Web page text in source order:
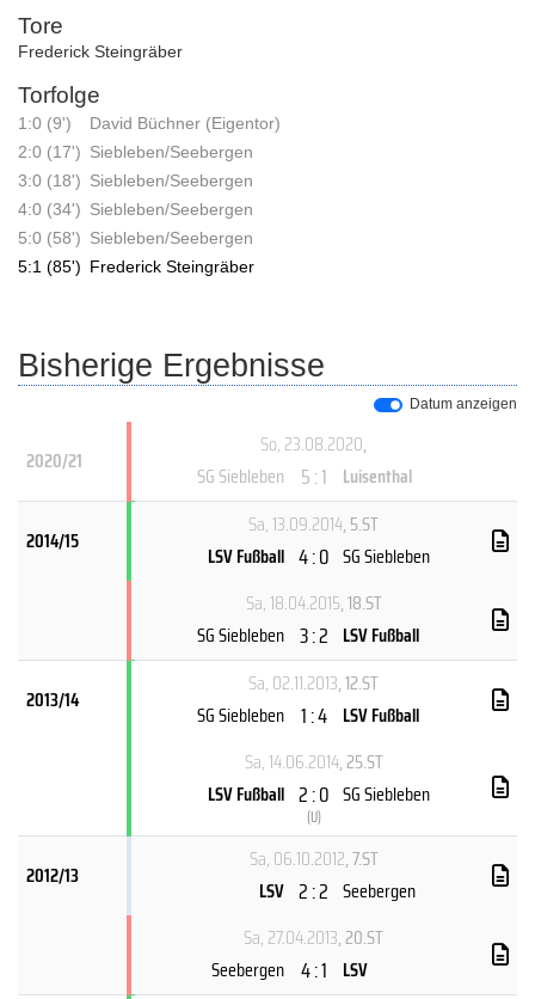
Tore
Frederick Steingräber
Torfolge
1:0 (9')
David Büchner (Eigentor)
2:0 (17') Siebleben/Seebergen
3:0 (18') Siebleben/Seebergen
4:0 (34') Siebleben/Seebergen
5:0 (58') Siebleben/Seebergen
5:1 (85') Frederick Steingräber
Bisherige Ergebnisse
Datum anzeigen
2020/21
So, 23.08.2020,
SG Siebleben
5 : 1 Luisenthal
2014/15
Sa, 13.09.2014, 5.ST
LSV Fußball 4 : 0 SG Siebleben
Sa, 18.04.2015, 18.ST
SG Siebleben 3 : 2 LSV Fußball
2013/14
Sa, 02.11.2013, 12.ST
SG Siebleben 1 : 4 LSV Fußball
Sa, 14.06.2014, 25.ST
LSV Fußball 2 : 0
(U)
SG Siebleben
2012/13
Sa, 06.10.2012, 7.ST
LSV 2 : 2 Seebergen
Sa, 27.04.2013, 20.ST
Seebergen 4 : 1 LSV